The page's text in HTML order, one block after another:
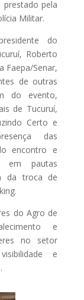
pela
Militar.
do
Roberto
Faepa/Senar,
de outras
do evento,
de Tucuruí,
Certo e
das
encontro e
em pautas
da troca de
do Agro de
e
no setor
e